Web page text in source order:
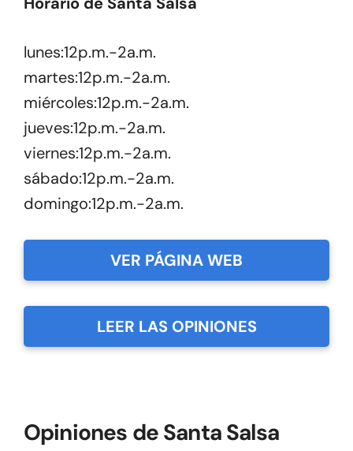
lunes:12p.m.-2a.m.
martes:12p.m.-2a.m.
miércoles:12p.m.-2a.m.
jueves:12p.m.-2a.m.
viernes:12p.m.-2a.m.
sábado:12p.m.-2a.m.
domingo:12p.m.-2a.m.
VER PÁGINA WEB
LEER LAS OPINIONES
Opiniones de Santa Salsa